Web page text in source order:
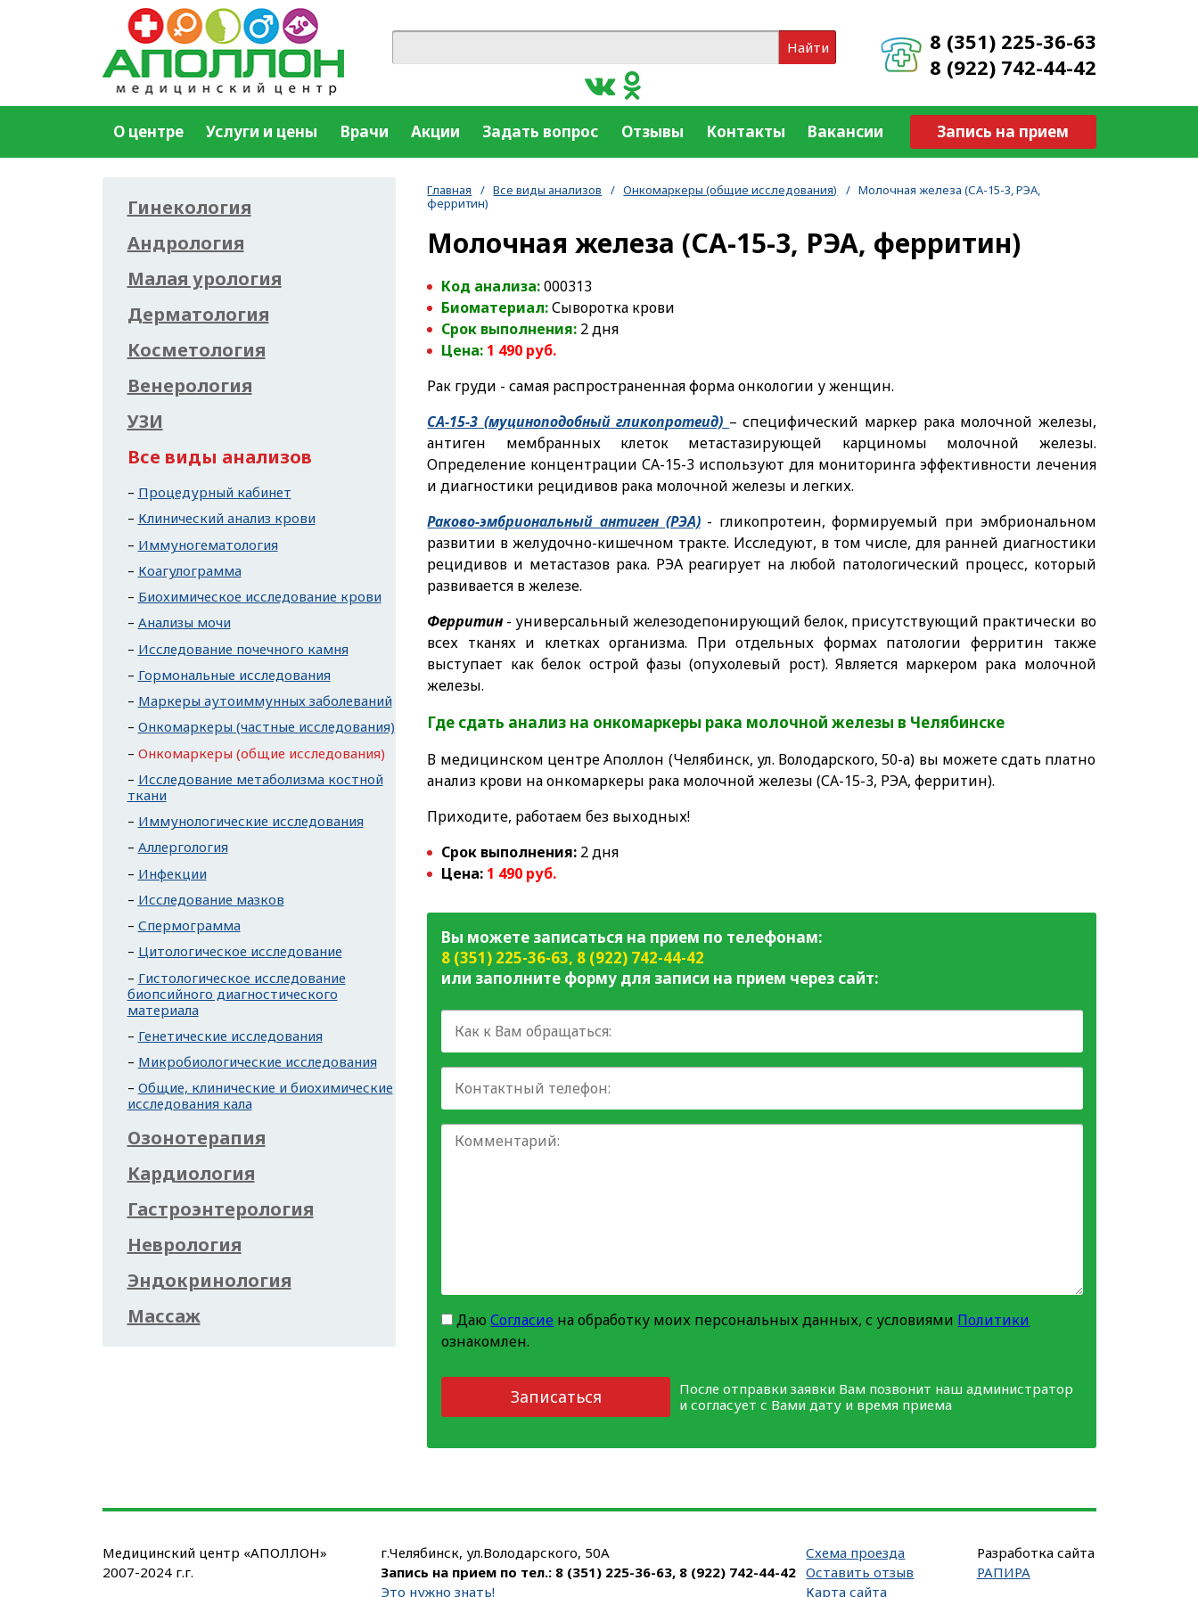
8 (351) 225-36-63
8 (922) 742-44-42
Найти
Запись на прием
О центре Услуги и цены Врачи Акции Задать вопрос Отзывы Контакты Вакансии
Главная / Все виды анализов / Онкомаркеры (общие исследования) / Молочная железа (СА-15-3, РЭА,
ферритин)
Молочная железа (СА-15-3, РЭА, ферритин)
Код анализа:000313
Биоматериал:Сыворотка крови
Срок выполнения: 2 дня
Цена: 1 490 руб.
Рак груди - самая распространенная форма онкологии у женщин.
СА-15-3 (муциноподобный гликопротеид) – специфический маркер рака молочной железы,
антиген мембранных клеток метастазирующей карциномы молочной железы.
Определение концентрации СА-15-3 используют для мониторинга эффективности лечения
и диагностики рецидивов рака молочной железы и легких.
Раково-эмбриональный антиген (РЭА)- гликопротеин, формируемый при эмбриональном
развитии в желудочно-кишечном тракте. Исследуют, в том числе, для ранней диагностики
рецидивов и метастазов рака. РЭА реагирует на любой патологический процесс, который
развивается в железе.
Ферритин- универсальный железодепонирующий белок, присутствующий практически во
всех тканях и клетках организма. При отдельных формах патологии ферритин также
выступает как белок острой фазы (опухолевый рост). Является маркером рака молочной
железы.
Где сдать анализ на онкомаркеры рака молочной железы в Челябинске
В медицинском центре Аполлон (Челябинск, ул. Володарского, 50-а) вы можете сдать платно
анализ крови на онкомаркеры рака молочной железы (СА-15-3, РЭА, ферритин).
Приходите, работаем без выходных!
Срок выполнения: 2 дня
Цена: 1 490 руб.
Вы можете записаться на прием по телефонам:
8 (351) 225-36-63, 8 (922) 742-44-42
или заполните форму для записи на прием через сайт:
ДаюСогласие на обработку моих персональных данных, с условиями Политики
ознакомлен.
Записаться
После отправки заявки Вам позвонит наш администратор
и согласует с Вами дату и время приема
Гинекология
Андрология
Малая урология
Дерматология
Косметология
Венерология
УЗИ
Все виды анализов
Процедурный кабинет
Клинический анализ крови
Иммуногематология
Коагулограмма
Биохимическое исследование крови
Анализы мочи
Исследование почечного камня
Гормональные исследования
Маркеры аутоиммунных заболеваний
Онкомаркеры (частные исследования)
Онкомаркеры (общие исследования)
Исследование метаболизма костной
ткани
Иммунологические исследования
Аллергология
Инфекции
Исследование мазков
Спермограмма
Цитологическое исследование
Гистологическое исследование
биопсийного диагностического
материала
Генетические исследования
Микробиологические исследования
Общие, клинические и биохимические
исследования кала
Озонотерапия
Кардиология
Гастроэнтерология
Неврология
Эндокринология
Массаж
Медицинский центр «АПОЛЛОН»
2007-2024 г.г.
г.Челябинск, ул.Володарского, 50А
Запись на прием по тел.: 8 (351) 225-36-63, 8 (922) 742-44-42
Это нужно знать!
Схема проезда
Оставить отзыв
Карта сайта
Разработка сайта
РАПИРА